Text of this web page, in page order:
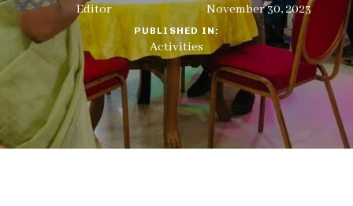
Editor November 30, 2023
PUBLISHED IN:
Activities